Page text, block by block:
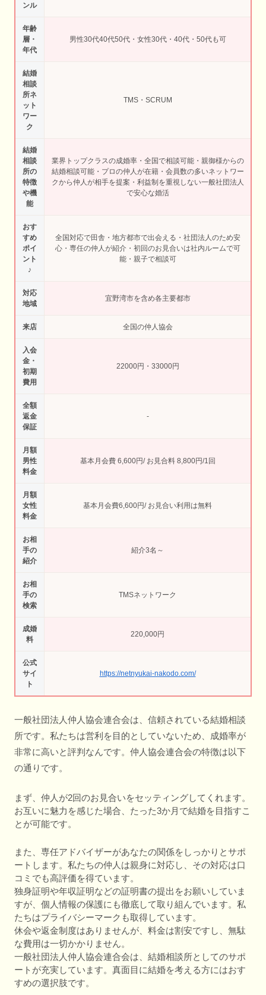
ンル
年齢
層・
年代
男性30代40代50代・女性30代・40代・50代も可
結婚
相談
所ネ
ット
ワー
ク
TMS・SCRUM
結婚
相談
所の
特徴
や機
能
業界トップクラスの成婚率・全国で相談可能・親御様からの
結婚相談可能・プロの仲人が在籍・会員数の多いネットワー
クから仲人が相手を提案・利益制を重視しない一般社団法人
で安心な婚活
おす
すめ
ポイ
ント
♪
全国対応で田舎・地方都市で出会える・社団法人のため安
心・専任の仲人が紹介・初回のお見合いは社内ルームで可
能・親子で相談可
対応
地域
宜野湾市を含め各主要都市
来店 全国の仲人協会
入会
金・
初期
費用
22000円・33000円
全額
返金
保証
-
月額
男性
料金
基本月会費 6,600円/ お見合料 8,800円/1回
月額
女性
料金
基本月会費6,600円/ お見合い利用は無料
お相
手の
紹介
紹介3名～
お相
手の
検索
TMSネットワーク
成婚
料
220,000円
公式
サイ
ト
https://netnyukai-nakodo.com/
一般社団法人仲人協会連合会は、信頼されている結婚相談
所です。私たちは営利を目的としていないため、成婚率が
非常に高いと評判なんです。仲人協会連合会の特徴は以下
の通りです。
まず、仲人が2回のお見合いをセッティングしてくれます。
お互いに魅力を感じた場合、たった3か月で結婚を目指すこ
とが可能です。
また、専任アドバイザーがあなたの関係をしっかりとサポ
ートします。私たちの仲人は親身に対応し、その対応は口
コミでも高評価を得ています。
独身証明や年収証明などの証明書の提出をお願いしていま
すが、個人情報の保護にも徹底して取り組んでいます。私
たちはプライバシーマークも取得しています。
休会や返金制度はありませんが、料金は割安ですし、無駄
な費用は一切かかりません。
一般社団法人仲人協会連合会は、結婚相談所としてのサポ
ートが充実しています。真面目に結婚を考える方にはおす
すめの選択肢です。